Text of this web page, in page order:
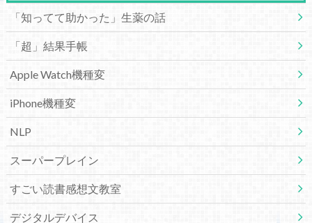
「知ってて助かった」生薬の話
「超」結果手帳
Apple Watch機種変
iPhone機種変
NLP
スーパープレイン
すごい読書感想文教室
デジタルデバイス